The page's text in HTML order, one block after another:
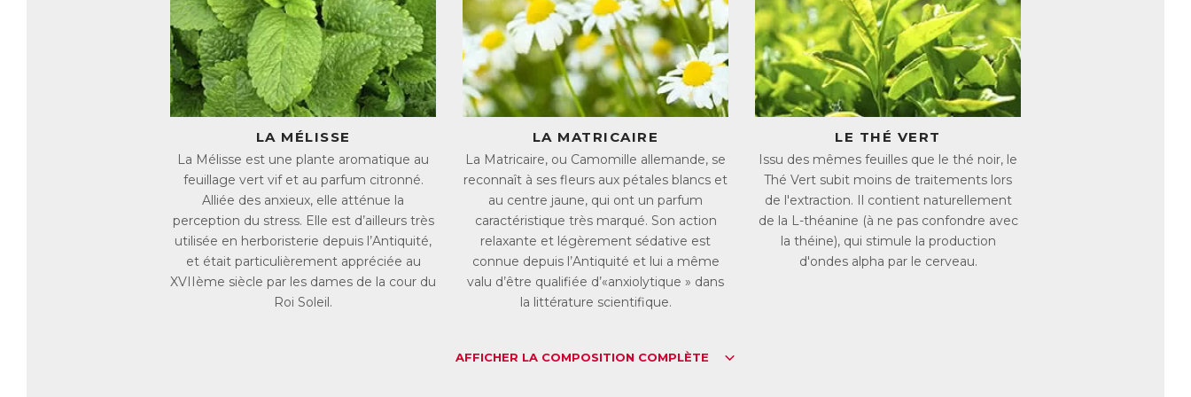
La formule unique de Melissa Rêve combine ces extraits végétaux à du Magnésium et des Vitamines (B1, B2, B3,
B6, B12) qui agissent en synergie avec les plantes pour équilibrer le système nerveux.
Le Magnésium permet également de réduire les crampes nocturnes tandis que la Vitamine B6 aide à réguler
l’activité hormonale.
Melissa Rêve vous aide à surmonter la fatigue en journée
Melissa Rêve agit au-delà du sommeil seul pour vous aider à apprécier à nouveau vos journées.
Le Magnésium contribue à réduire la fatigue, tandis que la Vitamine B5 et la L-théanine soutiennent les capacités
de concentration et de mémorisation, souvent mises à mal par un état de fatigue avancé.
Melissa Rêve met ainsi en place un véritable cercle vertueux qui vous permet de profiter pleinement de vos jours
comme de vos nuits.
ACL : 9771006
3401597710063
Télécharger la fiche produit
LA MÉLISSE
La Mélisse est une plante aromatique au
feuillage vert vif et au parfum citronné.
Alliée des anxieux, elle atténue la
perception du stress. Elle est d’ailleurs très
utilisée en herboristerie depuis l’Antiquité,
et était particulièrement appréciée au
XVIIème siècle par les dames de la cour du
Roi Soleil.
LA MATRICAIRE
La Matricaire, ou Camomille allemande, se
reconnaît à ses fleurs aux pétales blancs et
au centre jaune, qui ont un parfum
caractéristique très marqué. Son action
relaxante et légèrement sédative est
connue depuis l’Antiquité et lui a même
valu d’être qualifiée d’«anxiolytique » dans
la littérature scientifique.
LE THÉ VERT
Issu des mêmes feuilles que le thé noir, le
Thé Vert subit moins de traitements lors
de l'extraction. Il contient naturellement
de la L-théanine (à ne pas confondre avec
la théine), qui stimule la production
d'ondes alpha par le cerveau.
AFFICHER LA COMPOSITION COMPLÈTE